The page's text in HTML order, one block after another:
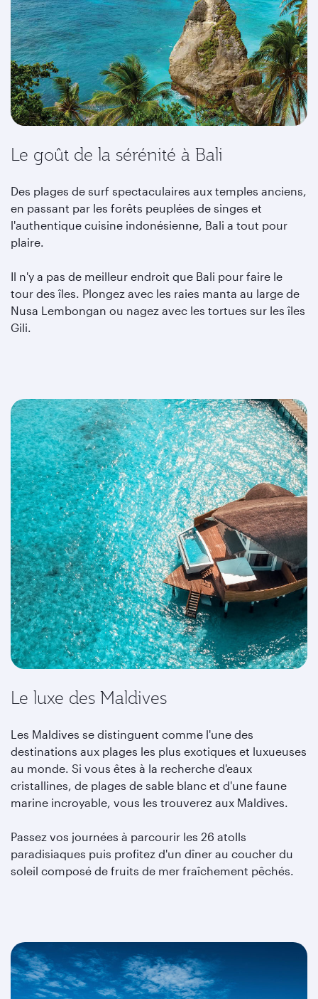
Le goût de la sérénité à Bali
Des plages de surf spectaculaires aux temples anciens,
en passant par les forêts peuplées de singes et
l'authentique cuisine indonésienne, Bali a tout pour
plaire.
Il n'y a pas de meilleur endroit que Bali pour faire le
tour des îles. Plongez avec les raies manta au large de
Nusa Lembongan ou nagez avec les tortues sur les îles
Gili.
Le luxe des Maldives
Les Maldives se distinguent comme l'une des
destinations aux plages les plus exotiques et luxueuses
au monde. Si vous êtes à la recherche d'eaux
cristallines, de plages de sable blanc et d'une faune
marine incroyable, vous les trouverez aux Maldives.
Passez vos journées à parcourir les 26 atolls
paradisiaques puis profitez d'un dîner au coucher du
soleil composé de fruits de mer fraîchement pêchés.